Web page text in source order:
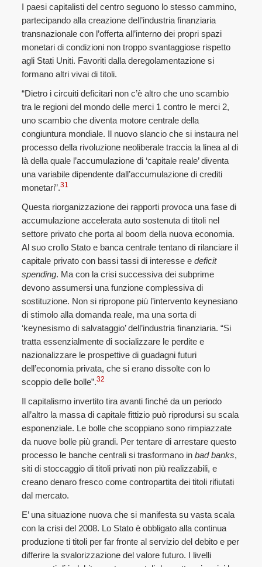
I paesi capitalisti del centro seguono lo stesso cammino,
partecipando alla creazione dell’industria finanziaria
transnazionale con l’offerta all’interno dei propri spazi
monetari di condizioni non troppo svantaggiose rispetto
agli Stati Uniti. Favoriti dalla deregolamentazione si
formano altri vivai di titoli.
“Dietro i circuiti deficitari non c’è altro che uno scambio
tra le regioni del mondo delle merci 1 contro le merci 2,
uno scambio che diventa motore centrale della
congiuntura mondiale. Il nuovo slancio che si instaura nel
processo della rivoluzione neoliberale traccia la linea al di
là della quale l’accumulazione di ‘capitale reale’ diventa
una variabile dipendente dall’accumulazione di crediti
monetari”.31
Questa riorganizzazione dei rapporti provoca una fase di
accumulazione accelerata auto sostenuta di titoli nel
settore privato che porta al boom della nuova economia.
Al suo crollo Stato e banca centrale tentano di rilanciare il
capitale privato con bassi tassi di interesse edeficit
spending. Ma con la crisi successiva dei subprime
devono assumersi una funzione complessiva di
sostituzione. Non si ripropone più l’intervento keynesiano
di stimolo alla domanda reale, ma una sorta di
‘keynesismo di salvataggio’ dell’industria finanziaria. “Si
tratta essenzialmente di socializzare le perdite e
nazionalizzare le prospettive di guadagni futuri
dell’economia privata, che si erano dissolte con lo
scoppio delle bolle”.32
Il capitalismo invertito tira avanti finché da un periodo
all’altro la massa di capitale fittizio può riprodursi su scala
esponenziale. Le bolle che scoppiano sono rimpiazzate
da nuove bolle più grandi. Per tentare di arrestare questo
processo le banche centrali si trasformano inbad banks,
siti di stoccaggio di titoli privati non più realizzabili, e
creano denaro fresco come contropartita dei titoli rifiutati
dal mercato.
E’ una situazione nuova che si manifesta su vasta scala
con la crisi del 2008. Lo Stato è obbligato alla continua
produzione ti titoli per far fronte al servizio del debito e per
differire la svalorizzazione del valore futuro. I livelli